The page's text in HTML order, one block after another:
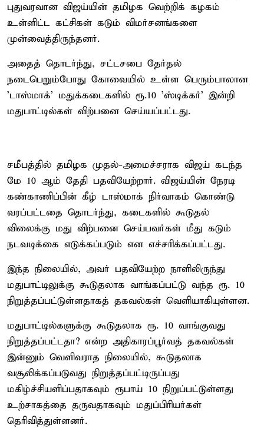
புதுவரவான விஜய்யின் தமிழக வெற்றிக் கழகம்
உள்ளிட்ட கட்சிகள் கடும் விமர்சனங்களை
முன்வைத்திருந்தனர்.
அதைத் தொடர்ந்து, சட்டசபை தேர்தல்
நடைபெறும்போது கோவையில் உள்ள பெரும்பாலான
'டாஸ்மாக்' மதுக்கடைகளில் ரூ.10 'ஸ்டிக்கர்' இன்றி
மதுபாட்டில்கள் விற்பனை செய்யப்பட்டது.
சமீபத்தில் தமிழக முதல்-அமைச்சராக விஜய் கடந்த
மே 10 ஆம் தேதி பதவியேற்றார். விஜய்யின் நேரடி
கண்காணிப்பின் கீழ் டாஸ்மாக் நிர்வாகம் கொண்டு
வரப்பட்டதை தொடர்ந்து, கடைகளில் கூடுதல்
விலைக்கு மது விற்பனை செய்பவர்கள் மீது கடும்
நடவடிக்கை எடுக்கப்படும் என எச்சரிக்கப்பட்டது.
இந்த நிலையில், அவர் பதவியேற்ற நாளிலிருந்து
மதுபாட்டிலுக்கு கூடுதலாக வாங்கப்பட்டு வந்த ரூ. 10
நிறுத்தப்பட்டுள்ளதாகத் தகவல்கள் வெளியாகியுள்ளன.
மதுபாட்டில்களுக்கு கூடுதலாக ரூ. 10 வாங்குவது
நிறுத்தப்பட்டதா? என்ற அதிகாரப்பூர்வத் தகவல்கள்
இன்னும் வெளிவராத நிலையில், கூடுதலாக
வசூலிக்கப்படுவது நிறுத்தப்பட்டிருப்பது
மகிழ்ச்சியளிப்பதாகவும் ரூபாய் 10 நிறுப்பட்டுள்ளது
உற்சாகத்தை தருவதாகவும் மதுப்பிரியர்கள்
தெரிவித்துள்ளனர்.